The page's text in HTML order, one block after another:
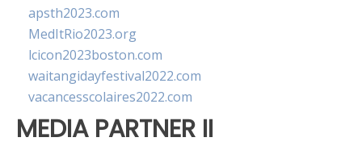
apsth2023.com
MedItRio2023.org
lcicon2023boston.com
waitangidayfestival2022.com
vacancesscolaires2022.com
MEDIA PARTNER II